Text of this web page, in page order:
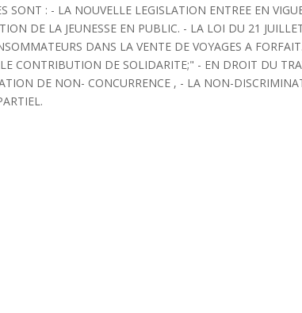
SONT : - LA NOUVELLE LEGISLATION ENTREE EN
DE LA JEUNESSE EN PUBLIC. - LA LOI DU 21
DANS LA VENTE DE VOYAGES A
CONTRIBUTION DE SOLIDARITE;" - EN DROIT DU
DE NON- CONCURRENCE , - LA NON-